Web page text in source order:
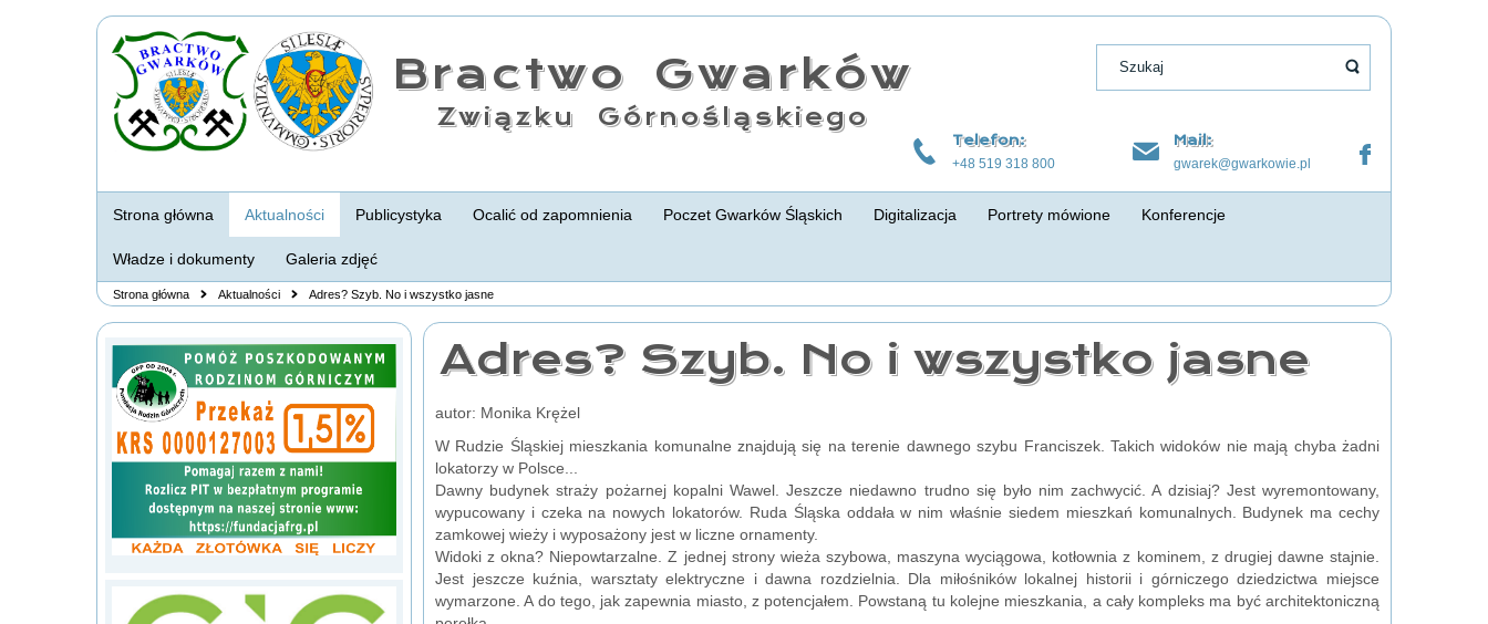
Bractwo Gwarków
Związku Górnośląskiego
Telefon:
+48 519 318 800
Mail:
gwarek@gwarkowie.pl
Strona główna Aktualności Publicystyka Ocalić od zapomnienia Poczet Gwarków Śląskich Digitalizacja Portrety mówione Konferencje
Władze i dokumenty Galeria zdjęć
Strona główna Aktualności Adres? Szyb. No i wszystko jasne
Adres? Szyb. No i wszystko jasne
autor: Monika Krężel
W Rudzie Śląskiej mieszkania komunalne znajdują się na terenie dawnego szybu Franciszek. Takich widoków nie mają chyba żadni
lokatorzy w Polsce...
Dawny budynek straży pożarnej kopalni Wawel. Jeszcze niedawno trudno się było nim zachwycić. A dzisiaj? Jest wyremontowany,
wypucowany i czeka na nowych lokatorów. Ruda Śląska oddała w nim właśnie siedem mieszkań komunalnych. Budynek ma cechy
zamkowej wieży i wyposażony jest w liczne ornamenty.
Widoki z okna? Niepowtarzalne. Z jednej strony wieża szybowa, maszyna wyciągowa, kotłownia z kominem, z drugiej dawne stajnie.
Jest jeszcze kuźnia, warsztaty elektryczne i dawna rozdzielnia. Dla miłośników lokalnej historii i górniczego dziedzictwa miejsce
wymarzone. A do tego, jak zapewnia miasto, z potencjałem. Powstaną tu kolejne mieszkania, a cały kompleks ma być architektoniczną